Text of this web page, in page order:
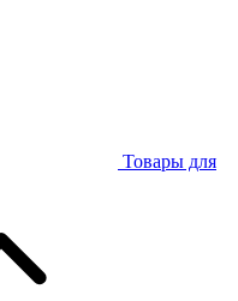
Товары для